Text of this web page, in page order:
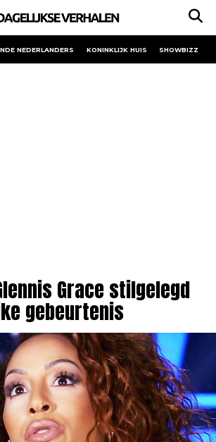
NEDERLANDERS KONINKLIJK HUIS SHOWBIZZ
Grace stilgelegd
gebeurtenis